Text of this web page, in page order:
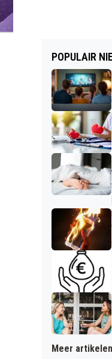
POPULAIR
Meer artikelen